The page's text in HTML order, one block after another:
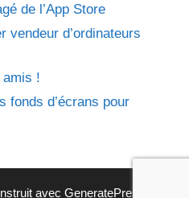
de l’App Store
vendeur d’ordinateurs
amis !
fonds d’écrans pour
avec GeneratePress